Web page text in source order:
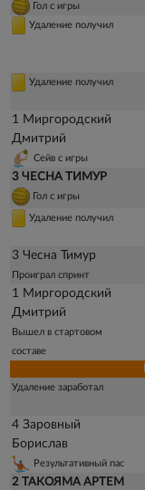
Гол с игры
Удаление получил
Удаление получил
1 Миргородский
Дмитрий
Сейв с игры
3 ЧЕСНА ТИМУР
Гол с игры
Удаление получил
3 Чесна Тимур
Проиграл спринт
1 Миргородский
Дмитрий
Вышел в стартовом
составе
Удаление заработал
4 Заровный
Борислав
Результативный пас
2 ТАКОЯМА АРТЕМ